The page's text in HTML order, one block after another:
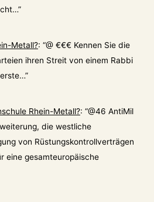
”
Metall?: “@ €€€ Kennen Sie die
ihren Streit von einem Rabbi
”
Rhein-Metall?: “@46 AntiMil
die westliche
von Rüstungskontrollverträgen
eine gesamteuropäische